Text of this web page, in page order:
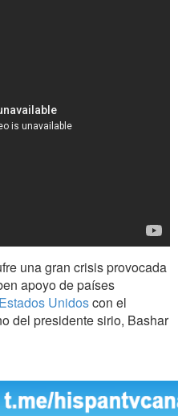
una gran crisis provocada
apoyo de países
Estados Unidoscon el
del presidente sirio, Bashar